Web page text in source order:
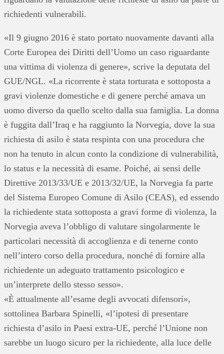
richiedenti vulnerabili.
«Il 9 giugno 2016 è stato portato nuovamente davanti alla
Corte Europea dei Diritti dell’Uomo un caso riguardante
una vittima di violenza di genere», scrive la deputata del
GUE/NGL. «La ricorrente è stata torturata e sottoposta a
gravi violenze domestiche e di genere perché amava un
uomo diverso da quello scelto dalla sua famiglia. La donna
è fuggita dall’Iraq e ha raggiunto la Norvegia, dove la sua
richiesta di asilo è stata respinta con una procedura che
non ha tenuto in alcun conto la condizione di vulnerabilità,
lo status e la necessità di esame. Poiché, ai sensi delle
Direttive 2013/33/UE e 2013/32/UE, la Norvegia fa parte
del Sistema Europeo Comune di Asilo (CEAS), ed essendo
la richiedente stata sottoposta a gravi forme di violenza, la
Norvegia aveva l’obbligo di valutare singolarmente le
particolari necessità di accoglienza e di tenerne conto
nell’intero corso della procedura, nonché di fornire alla
richiedente un adeguato trattamento psicologico e
un’interprete dello stesso sesso».
«È attualmente all’esame degli avvocati difensori»,
sottolinea Barbara Spinelli, «l’ipotesi di presentare
richiesta d’asilo in Paesi extra-UE, perché l’Unione non
sarebbe un luogo sicuro per la richiedente, alla luce delle